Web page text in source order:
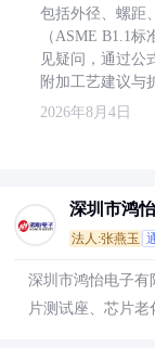
包括外径、螺距
（ASME B1.1
见疑问，通过公
附加工艺建议与
2026年8月4日
深圳市鸿
法人:张燕玉
深圳市鸿怡电子有
片测试座、芯片老